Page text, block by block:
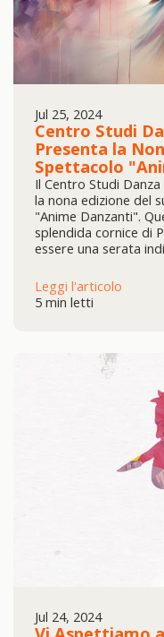
Jul 25, 2024
Centro Studi
Presenta la
Spettacolo
Il Centro Studi
la nona edizione del
"Anime Danzanti".
splendida cornice di
essere una serata
Leggi l'articolo
5 min letti
Jul 24, 2024